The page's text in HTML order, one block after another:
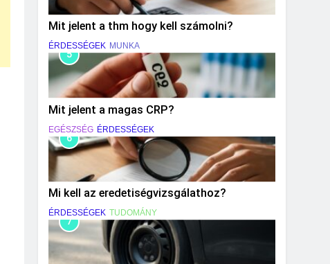
Mit jelent a thm hogy kell számolni?
ÉRDESSÉGEK MUNKA
5
Mit jelent a magas CRP?
EGÉSZSÉG ÉRDESSÉGEK
6
Mi kell az eredetiségvizsgálathoz?
ÉRDESSÉGEK TUDOMÁNY
7